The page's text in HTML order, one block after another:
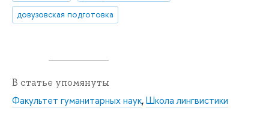
довузовская подготовка
В статье упомянуты
Факультет гуманитарных наук,Школа лингвистики